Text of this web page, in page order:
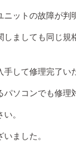
ットの故障が判
しましても同じ規
して修理完了い
ソコンでも修理
。
ました。